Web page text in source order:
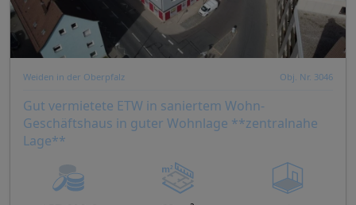
Weiden in der Oberpfalz Obj. Nr. 3046
Gut vermietete ETW in saniertem Wohn-
Geschäftshaus in guter Wohnlage **zentralnahe
Lage**